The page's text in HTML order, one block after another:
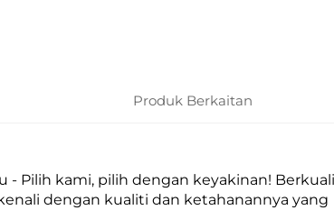
Produk Berkaitan
Pilih kami, pilih dengan keyakinan!
dengan kualiti dan ketahanannya yang